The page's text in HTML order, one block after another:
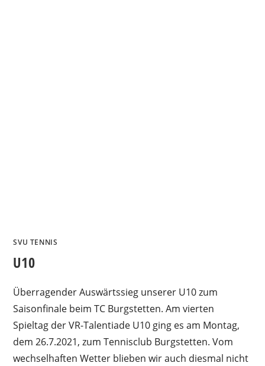
SVU TENNIS
U10
Überragender Auswärtssieg unserer U10 zum
Saisonfinale beim TC Burgstetten. Am vierten
Spieltag der VR-Talentiade U10 ging es am Montag,
dem 26.7.2021, zum Tennisclub Burgstetten. Vom
wechselhaften Wetter blieben wir auch diesmal nicht